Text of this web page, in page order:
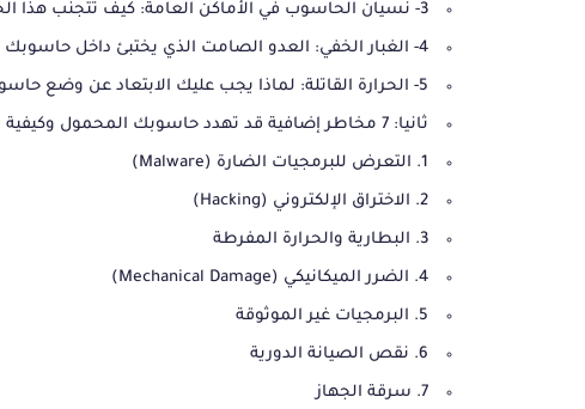
3- نسيان الحاسوب في الأماكن العامة: كيف تتجنب هذا الخطأ المكلف؟
4- الغبار الخفي: العدو الصامت الذي يختبئ داخل حاسوبك المحمول
5- الحرارة القاتلة: لماذا يجب عليك الابتعاد عن وضع حاسوبك المحمول على البطانية؟
ثانيا: 7 مخاطر إضافية قد تهدد حاسوبك المحمول وكيفية تجنبها
1. التعرض للبرمجيات الضارة (Malware)
2. الاختراق الإلكتروني (Hacking)
3. البطارية والحرارة المفرطة
4. الضرر الميكانيكي (Mechanical Damage)
5. البرمجيات غير الموثوقة
6. نقص الصيانة الدورية
7. سرقة الجهاز